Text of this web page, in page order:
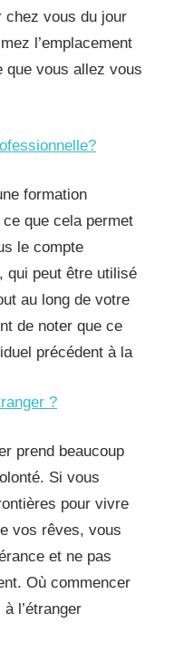
chez vous du jour
l’emplacement
que vous allez vous
formation
que cela permet
le compte
qui peut être utilisé
au long de votre
de noter que ce
précédent à la
?
prend beaucoup
Si vous
pour vivre
vos rêves, vous
et ne pas
Où commencer
l’étranger